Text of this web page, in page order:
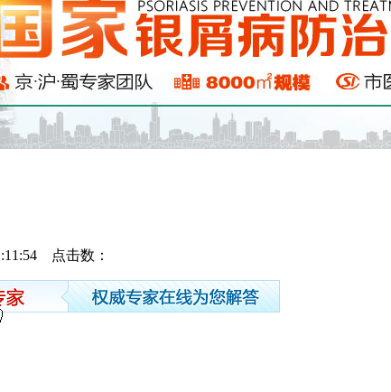
点击数：